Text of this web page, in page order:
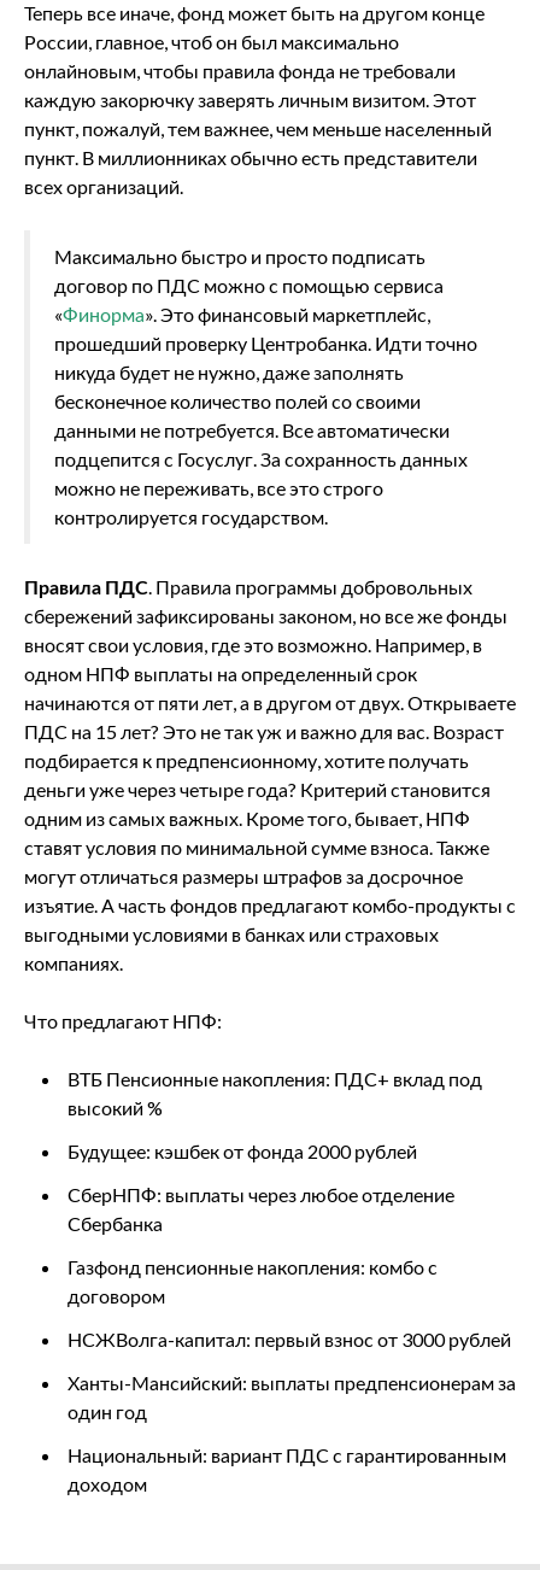
Теперь все иначе, фонд может быть на другом конце
России, главное, чтоб он был максимально
онлайновым, чтобы правила фонда не требовали
каждую закорючку заверять личным визитом. Этот
пункт, пожалуй, тем важнее, чем меньше населенный
пункт. В миллионниках обычно есть представители
всех организаций.
Максимально быстро и просто подписать
договор по ПДС можно с помощью сервиса
«Финорма». Это финансовый маркетплейс,
прошедший проверку Центробанка. Идти точно
никуда будет не нужно, даже заполнять
бесконечное количество полей со своими
данными не потребуется. Все автоматически
подцепится с Госуслуг. За сохранность данных
можно не переживать, все это строго
контролируется государством.
Правила ПДС. Правила программы добровольных
сбережений зафиксированы законом, но все же фонды
вносят свои условия, где это возможно. Например, в
одном НПФ выплаты на определенный срок
начинаются от пяти лет, а в другом от двух. Открываете
ПДС на 15 лет? Это не так уж и важно для вас. Возраст
подбирается к предпенсионному, хотите получать
деньги уже через четыре года? Критерий становится
одним из самых важных. Кроме того, бывает, НПФ
ставят условия по минимальной сумме взноса. Также
могут отличаться размеры штрафов за досрочное
изъятие. А часть фондов предлагают комбо-продукты с
выгодными условиями в банках или страховых
компаниях.
Что предлагают НПФ:
ВТБ Пенсионные накопления: ПДС+ вклад под
высокий %
Будущее: кэшбек от фонда 2000 рублей
СберНПФ: выплаты через любое отделение
Сбербанка
Газфонд пенсионные накопления: комбо с
договором
НСЖВолга-капитал: первый взнос от 3000 рублей
Ханты-Мансийский: выплаты предпенсионерам за
один год
Национальный: вариант ПДС с гарантированным
доходом